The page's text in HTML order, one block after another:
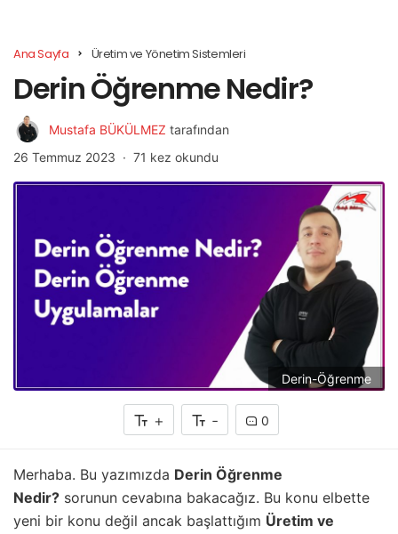
Ana Sayfa Üretim ve Yönetim Sistemleri
Derin Öğrenme Nedir?
Mustafa BÜKÜLMEZ tarafından
26 Temmuz 2023
71 kez okundu
Derin-Öğrenme
+ - 0
Merhaba. Bu yazımızda Derin Öğrenme
Nedir? sorunun cevabına bakacağız. Bu konu elbette
yeni bir konu değil ancak başlattığım Üretim ve